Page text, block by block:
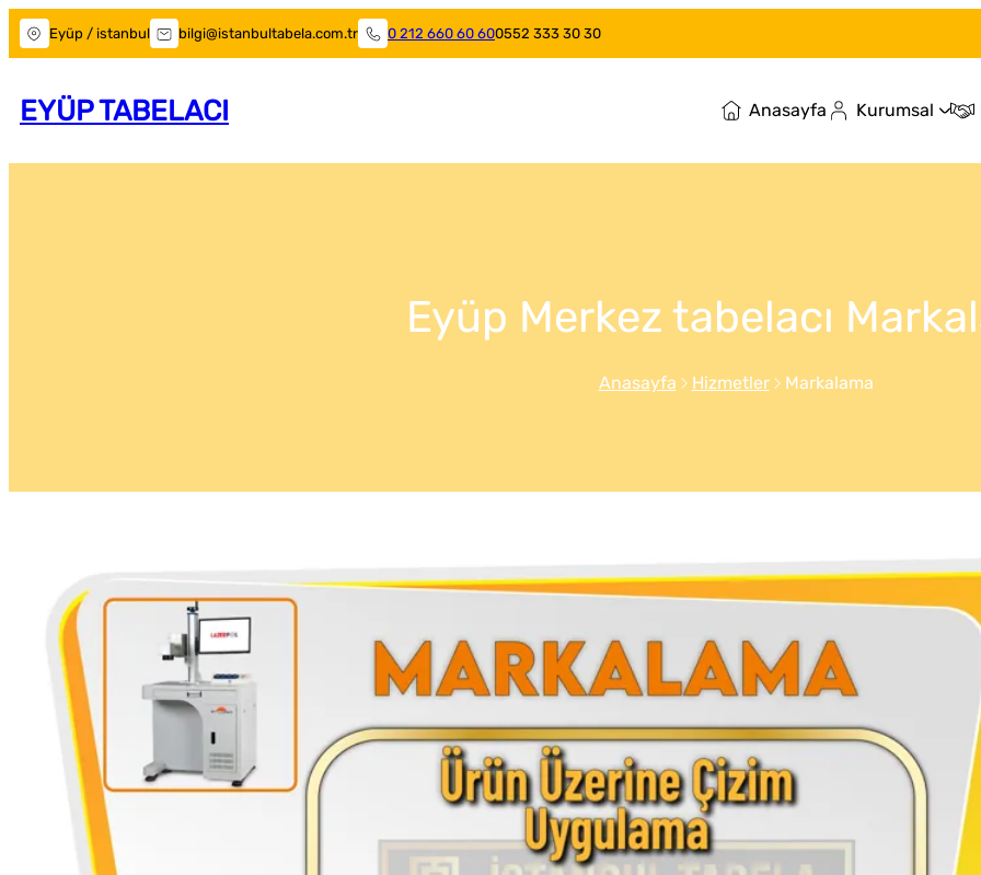
Eyüp / istanbul bilgi@istanbultabela.com.tr 0 212 660 60 600552 333 30 30
EYÜP TABELACI Anasayfa Kurumsal
Eyüp Merkez tabelacı
Anasayfa Hizmetler Markalama